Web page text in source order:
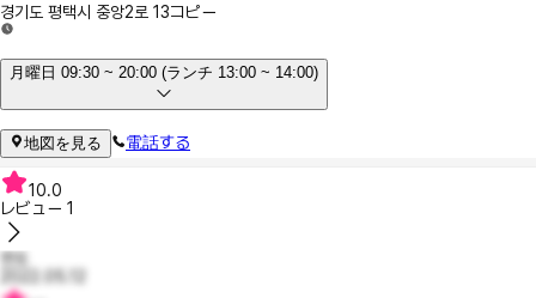
경기도 평택시 중앙2로 13コピー
月曜日 09:30 ~ 20:00 (ランチ 13:00 ~ 14:00)
地図を見る 電話する
10.0
レビュー 1
찐또
2022.05.12